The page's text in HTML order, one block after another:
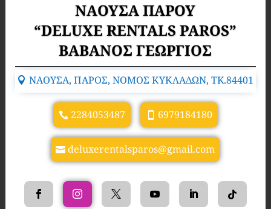
ΝΑΟΥΣΑ ΠΑΡΟΥ
“DELUXE RENTALS PAROS”
ΒΑΒΑΝΟΣ ΓΕΩΡΓΙΟΣ
ΝΑΟΥΣΑ, ΠΑΡΟΣ, ΝΟΜΟΣ ΚΥΚΛΑΔΩΝ, TK.84401
2284053487 6979184180
deluxerentalsparos@gmail.com